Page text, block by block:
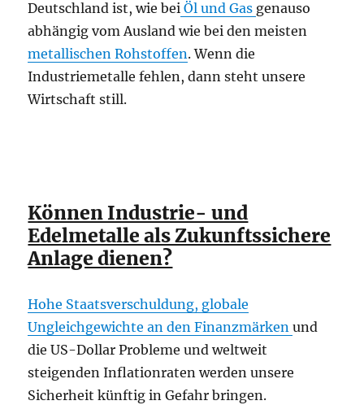
Deutschland ist, wie bei Öl und Gas genauso
abhängig vom Ausland wie bei den meisten
metallischen Rohstoffen. Wenn die
Industriemetalle fehlen, dann steht unsere
Wirtschaft still.
Können Industrie- und
Edelmetalle als Zukunftssichere
Anlage dienen?
Hohe Staatsverschuldung, globale
Ungleichgewichte an den Finanzmärkenund
die US-Dollar Probleme und weltweit
steigenden Inflationraten werden unsere
Sicherheit künftig in Gefahr bringen.